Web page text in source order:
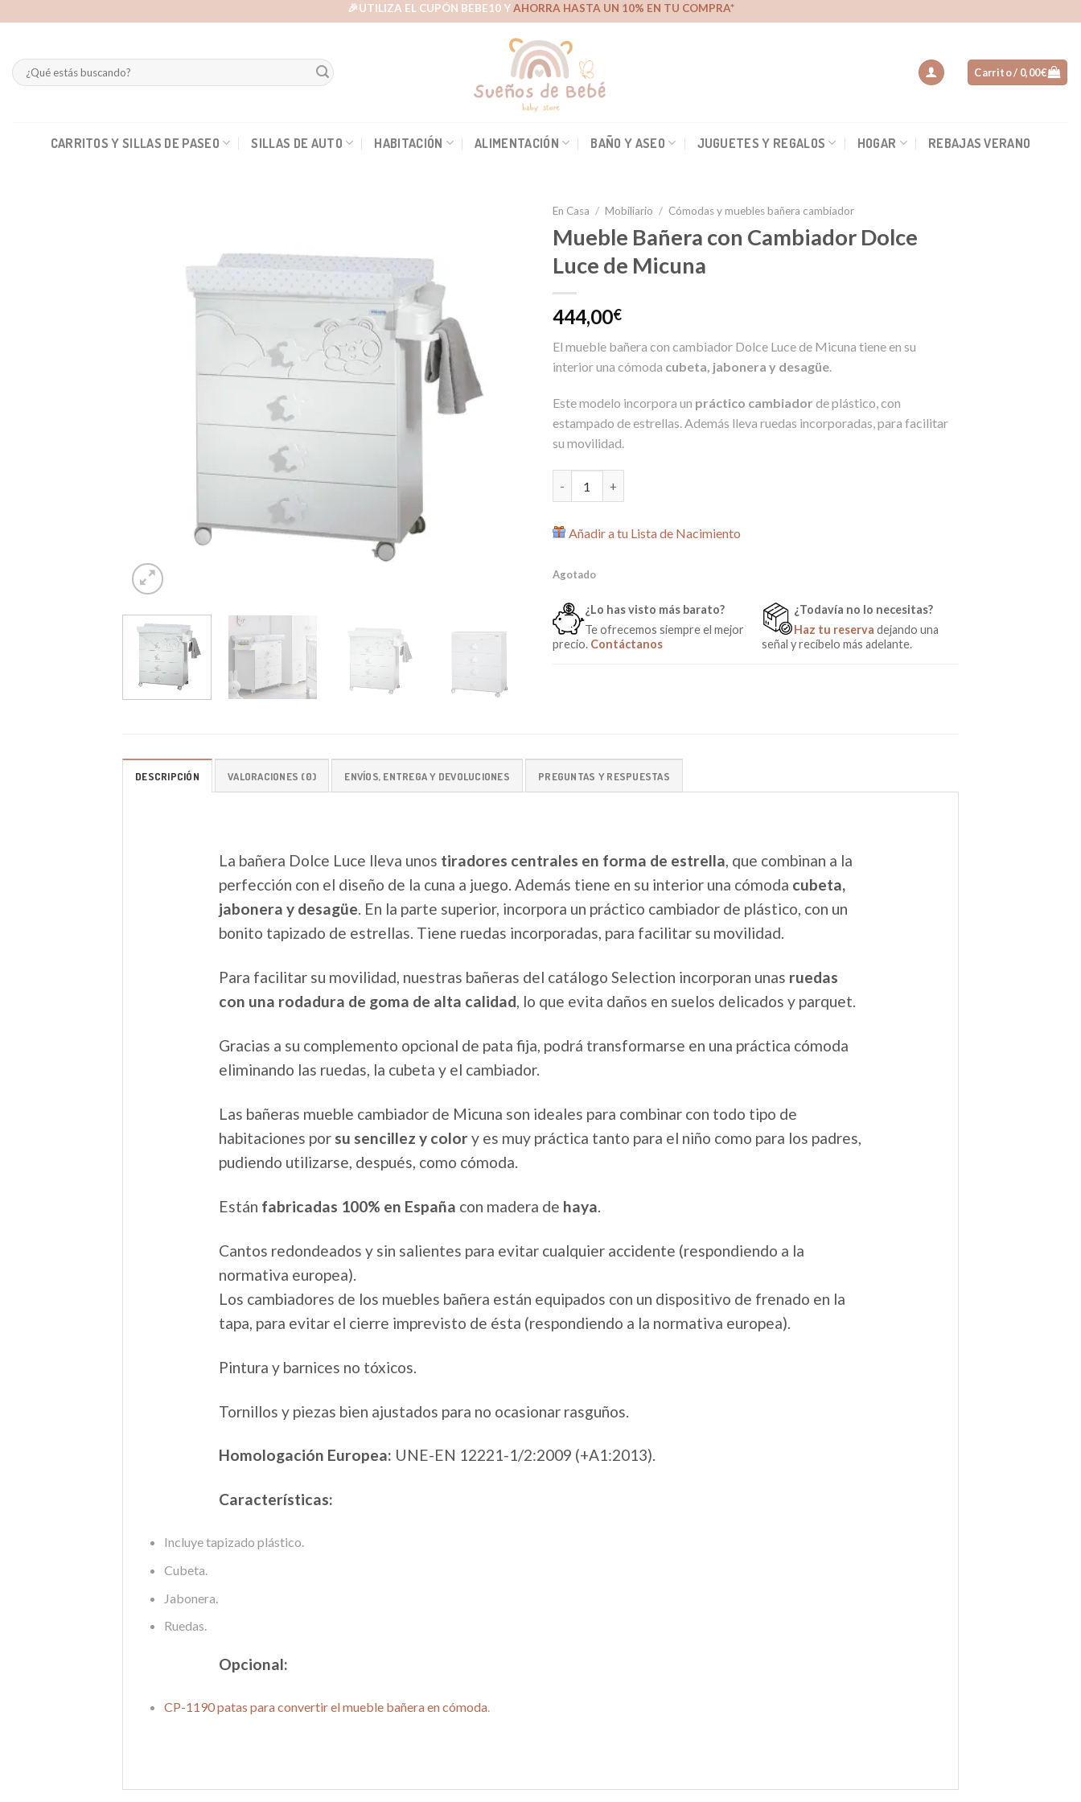
🎉UTILIZA EL CUPÓN BEBE10 YAHORRA HASTA UN 10% EN TU COMPRA*
Buscar
por:
Carrito / 0,00€
CARRITOS Y SILLAS DE PASEO SILLAS DE AUTO HABITACIÓN ALIMENTACIÓN BAÑO Y ASEO JUGUETES Y REGALOS HOGAR REBAJAS VERANO
En Casa / Mobiliario / Cómodas y muebles bañera cambiador
Mueble Bañera con Cambiador Dolce
Luce de Micuna
444,00€
El mueble bañera con cambiador Dolce Luce de Micuna tiene en su
interior una cómoda cubeta, jabonera y desagüe
Este modelo incorpora un práctico cambiador de plástico, con
estampado de estrellas. Además lleva ruedas incorporadas, para facilitar
su movilidad.
Añadir a tu Lista de Nacimiento
Agotado
¿Lo has visto más barato?
Te ofrecemos siempre el mejor
precio. Contáctanos
¿Todavía no lo necesitas?
Haz tu reserva dejando una
señal y recíbelo más adelante.
DESCRIPCIÓN VALORACIONES (0) ENVÍOS, ENTREGA Y DEVOLUCIONES PREGUNTAS Y RESPUESTAS
La bañera Dolce Luce lleva unos tiradores centrales en forma de estrella, que combinan a la
perfección con el diseño de la cuna a juego. Además tiene en su interior una cómoda cubeta,
jabonera y desagüe. En la parte superior, incorpora un práctico cambiador de plástico, con un
bonito tapizado de estrellas. Tiene ruedas incorporadas, para facilitar su movilidad.
Para facilitar su movilidad, nuestras bañeras del catálogo Selection incorporan unas ruedas
con una rodadura de goma de alta calidad, lo que evita daños en suelos delicados y parquet.
Gracias a su complemento opcional de pata fija, podrá transformarse en una práctica cómoda
eliminando las ruedas, la cubeta y el cambiador.
Las bañeras mueble cambiador de Micuna son ideales para combinar con todo tipo de
habitaciones por su sencillez y colory es muy práctica tanto para el niño como para los padres,
pudiendo utilizarse, después, como cómoda.
Están fabricadas 100% en España con madera de haya.
Cantos redondeados y sin salientes para evitar cualquier accidente (respondiendo a la
normativa europea).
Los cambiadores de los muebles bañera están equipados con un dispositivo de frenado en la
tapa, para evitar el cierre imprevisto de ésta (respondiendo a la normativa europea).
Pintura y barnices no tóxicos.
Tornillos y piezas bien ajustados para no ocasionar rasguños.
Homologación Europea: UNE-EN 12221-1/2:2009 (+A1:2013).
Características:
Incluye tapizado plástico.
Cubeta.
Jabonera.
Ruedas.
Opcional:
CP-1190 patas para convertir el mueble bañera en cómoda.